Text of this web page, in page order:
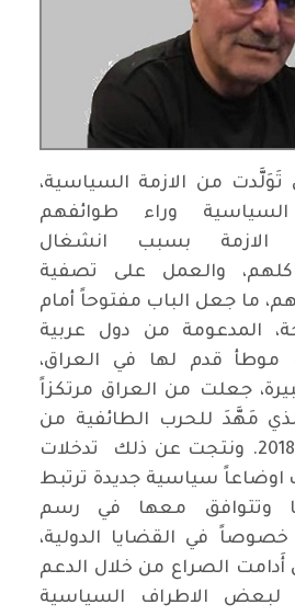
تَوَلَّدت من الازمة السياسية،
وراء طوائفهم
الازمة بسبب انشغال
والعمل على تصفية
ما جعل الباب مفتوحاً أمام
المدعومة من دول عربية
موطأ قدم لها في العراق،
جعلت من العراق مرتكزاً
مَهَّدَ للحرب الطائفية من
عام 2006 إلى عام 2018. ونتجت عن ذلك تدخلات
سياسية جديدة ترتبط
وتتوافق معها في رسم
في القضايا الدولية،
أَدامت الصراع من خلال الدعم
لبعض الاطراف السياسية